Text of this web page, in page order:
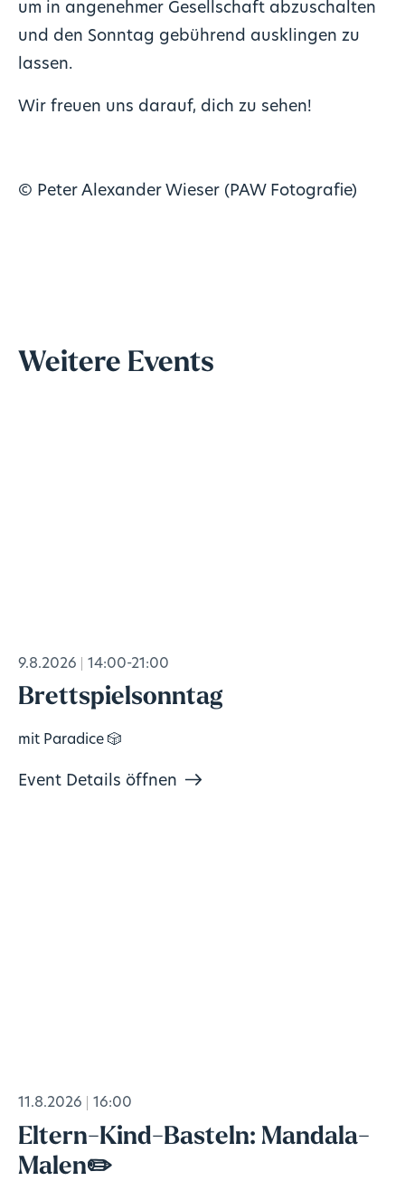
um in angenehmer Gesellschaft abzuschalten
und den Sonntag gebührend ausklingen zu
lassen.
Wir freuen uns darauf, dich zu sehen!
© Peter Alexander Wieser (PAW Fotografie)
Weitere Events
9.8.2026 14:00-21:00
Brettspielsonntag
mit Paradice 🎲
Event Details öffnen
11.8.2026 16:00
Eltern-Kind-Basteln: Mandala-
Malen✏️